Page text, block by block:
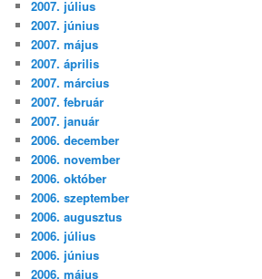
2007. július
2007. június
2007. május
2007. április
2007. március
2007. február
2007. január
2006. december
2006. november
2006. október
2006. szeptember
2006. augusztus
2006. július
2006. június
2006. május